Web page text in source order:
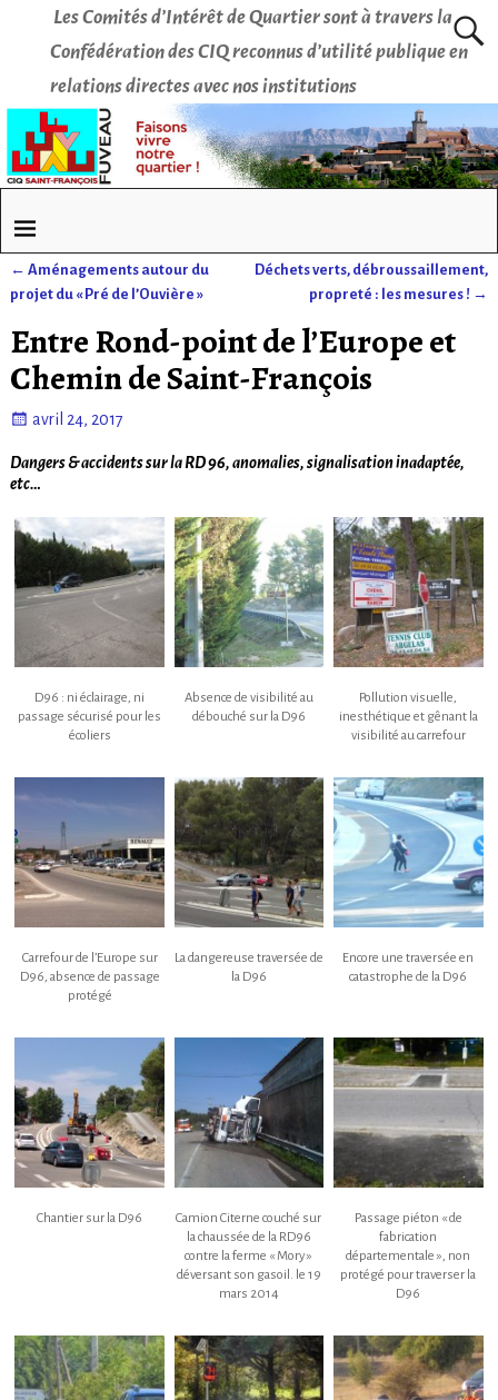
Les Comités d’Intérêt de Quartier sont à travers la
Confédération des CIQ reconnus d’utilité publique en
relations directes avec nos institutions
Navigation des articles
← Aménagements autour du
projet du « Pré de l’Ouvière »
Déchets verts, débroussaillement,
propreté : les mesures ! →
Entre Rond-point de l’Europe et
Chemin de Saint-François
avril 24, 2017
Dangers & accidents sur la RD 96, anomalies, signalisation inadaptée,
etc…
D96 : ni éclairage, ni
passage sécurisé pour les
écoliers
Absence de visibilité au
débouché sur la D96
Pollution visuelle,
inesthétique et gênant la
visibilité au carrefour
Carrefour de l’Europe sur
D96, absence de passage
protégé
La dangereuse traversée de
la D96
Encore une traversée en
catastrophe de la D96
Chantier sur la D96
Camion Citerne couché sur
la chaussée de la RD96
contre la ferme « Mory »
déversant son gasoil. le 19
mars 2014
Passage piéton « de
fabrication
départementale », non
protégé pour traverser la
D96